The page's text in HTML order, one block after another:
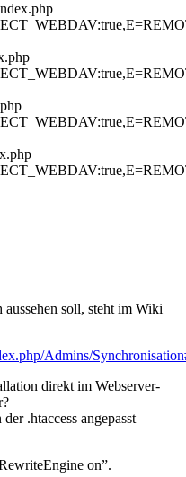
aussehen soll, steht im Wiki
Admins/
direkt im Webserver-
.htaccess angepasst
on”.